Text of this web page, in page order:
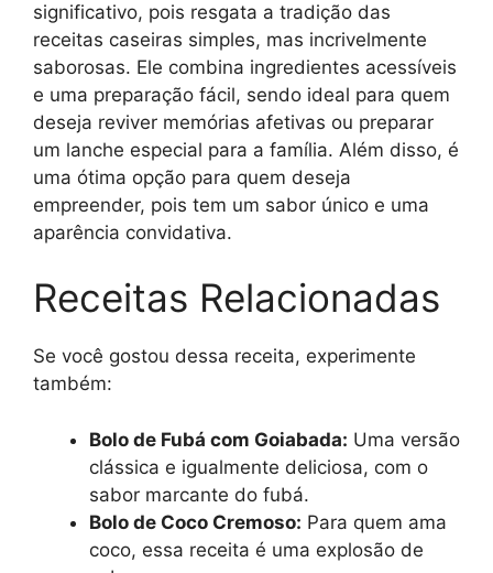
significativo, pois resgata a tradição das
receitas caseiras simples, mas incrivelmente
saborosas. Ele combina ingredientes acessíveis
e uma preparação fácil, sendo ideal para quem
deseja reviver memórias afetivas ou preparar
um lanche especial para a família. Além disso, é
uma ótima opção para quem deseja
empreender, pois tem um sabor único e uma
aparência convidativa.
Receitas Relacionadas
Se você gostou dessa receita, experimente
também:
Bolo de Fubá com Goiabada: Uma versão
clássica e igualmente deliciosa, com o
sabor marcante do fubá.
Bolo de Coco Cremoso: Para quem ama
coco, essa receita é uma explosão de